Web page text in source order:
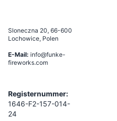
Sloneczna 20, 66-600
Lochowice, Polen
E-Mail: info@funke-
fireworks.com
Registernummer:
1646-F2-157-014-
24